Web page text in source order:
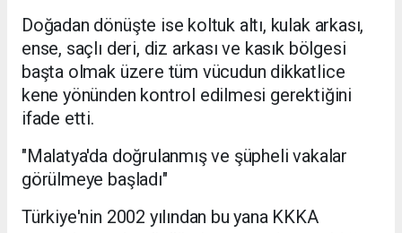
Doğadan dönüşte ise koltuk altı, kulak arkası,
ense, saçlı deri, diz arkası ve kasık bölgesi
başta olmak üzere tüm vücudun dikkatlice
kene yönünden kontrol edilmesi gerektiğini
ifade etti.
"Malatya'da doğrulanmış ve şüpheli vakalar
görülmeye başladı"
Türkiye'nin 2002 yılından bu yana KKKA